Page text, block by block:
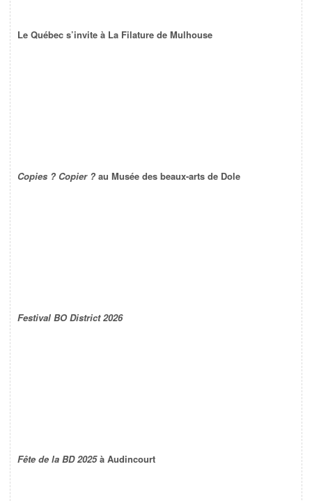
Le Québec s’invite à La Filature de Mulhouse
Copies ? Copier ? au Musée des beaux-arts de Dole
Festival BO District 2026
Fête de la BD 2025à Audincourt